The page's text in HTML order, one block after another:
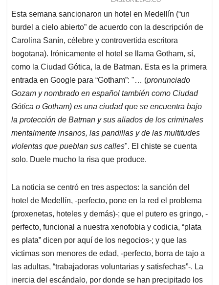
Esta semana sancionaron un hotel en Medellín (“un
burdel a cielo abierto” de acuerdo con la descripción de
Carolina Sanín, célebre y controvertida escritora
bogotana). Irónicamente el hotel se llama Gotham, sí,
como la Ciudad Gótica, la de Batman. Esta es la primera
entrada en Google para “Gotham”: "… (pronunciado
Gozam y nombrado en español también como Ciudad
Gótica o Gotham) es una ciudad que se encuentra bajo
la protección de Batman y sus aliados de los criminales
mentalmente insanos, las pandillas y de las multitudes
violentas que pueblan sus calles". El chiste se cuenta
solo. Duele mucho la risa que produce.
La noticia se centró en tres aspectos: la sanción del
hotel de Medellín, -perfecto, pone en la red el problema
(proxenetas, hoteles y demás)-; que el putero es gringo, -
perfecto, funcional a nuestra xenofobia y codicia, “plata
es plata” dicen por aquí de los negocios-; y que las
víctimas son menores de edad, -perfecto, borra de tajo a
las adultas, “trabajadoras voluntarias y satisfechas”-. La
inercia del escándalo, por donde se han precipitado los